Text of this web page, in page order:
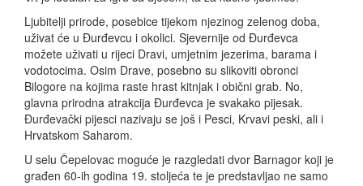
Ljubitelji prirode, posebice tijekom njezinog zelenog doba,
uživat će u Đurđevcu i okolici. Sjevernije od Đurđevca
možete uživati u rijeci Dravi, umjetnim jezerima, barama i
vodotocima. Osim Drave, posebno su slikoviti obronci
Bilogore na kojima raste hrast kitnjak i obični grab. No,
glavna prirodna atrakcija Đurđevca je svakako pijesak.
Đurđevački pijesci nazivaju se još i Pesci, Krvavi peski, ali i
Hrvatskom Saharom.
U selu Čepelovac moguće je razgledati dvor Barnagor koji je
građen 60-ih godina 19. stoljeća te je predstavljao ne samo